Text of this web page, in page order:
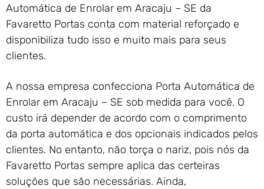
Automática de Enrolar em Aracaju – SE da
Favaretto Portas conta com material reforçado e
disponibiliza tudo isso e muito mais para seus
clientes.
A nossa empresa confecciona Porta Automática de
Enrolar em Aracaju – SE sob medida para você. O
custo irá depender de acordo com o comprimento
da porta automática e dos opcionais indicados pelos
clientes. No entanto, não torça o nariz, pois nós da
Favaretto Portas sempre aplica das certeiras
soluções que são necessárias. Ainda,